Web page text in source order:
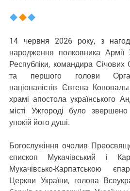
14 червня 2026 року, з
народження полковника Армії
Республіки, командира Січових
та першого голови
націоналістів Євгена
храмі апостола українського
місті Ужгороді було звершено
упокій його душі.
Богослужіння очолив
єпископ Мукачівський і
Мукачівсько-Карпатською
Церкви України, голова